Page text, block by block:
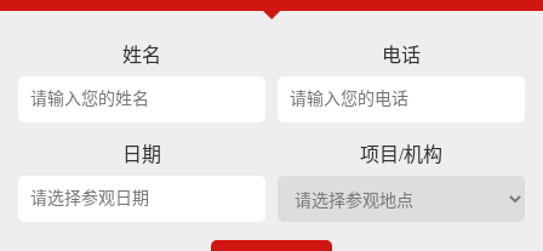
姓名 电话
日期 项目/机构